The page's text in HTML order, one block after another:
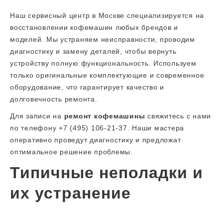
Наш сервисный центр в Москве специализируется на
восстановлении кофемашин любых брендов и
моделей. Мы устраняем неисправности, проводим
диагностику и замену деталей, чтобы вернуть
устройству полную функциональность. Используем
только оригинальные комплектующие и современное
оборудование, что гарантирует качество и
долговечность ремонта.
Для записи на ремонт кофемашины свяжитесь с нами
по телефону +7 (495) 106-21-37. Наши мастера
оперативно проведут диагностику и предложат
оптимальное решение проблемы.
Типичные неполадки и
их устранение